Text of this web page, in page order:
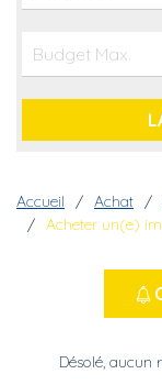
Fil d'Ariane
Accueil Achat
Acheter un(e)
Désolé, aucun